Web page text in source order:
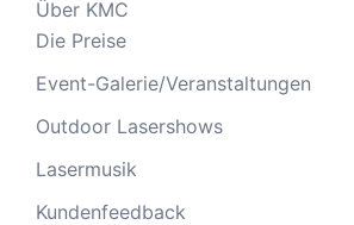
Über KMC
Die Preise
Event-Galerie/Veranstaltungen
Outdoor Lasershows
Lasermusik
Kundenfeedback